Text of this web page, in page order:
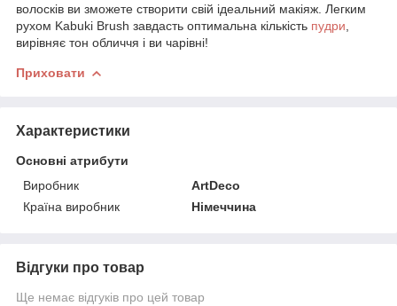
волосків ви зможете створити свій ідеальний макіяж. Легким
рухом Kabuki Brush завдасть оптимальна кількість пудри
вирівняє тон обличчя і ви чарівні!
Приховати
Характеристики
Основні атрибути
Виробник
ArtDeco
Країна виробник
Німеччина
Відгуки про товар
Ще немає відгуків про цей товар